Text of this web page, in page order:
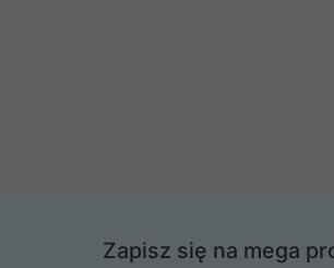
Zapisz się na mega